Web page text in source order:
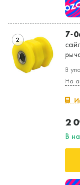
Да, верно
2 7-
В
На
2
В